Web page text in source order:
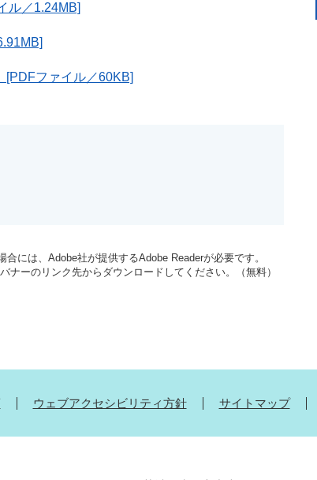
ル／1.24MB]
[PDFファイル／60KB]
には、Adobe社が提供するAdobe Readerが必要です。
ナーのリンク先からダウンロードしてください。（無料）
ウェブアクセシビリティ方針 サイトマップ